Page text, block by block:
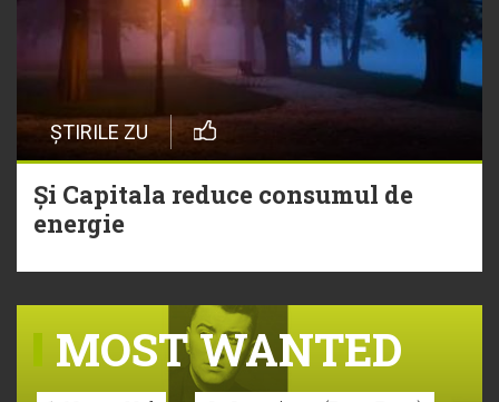
ȘTIRILE ZU
Și Capitala reduce consumul de
energie
MOST WANTED